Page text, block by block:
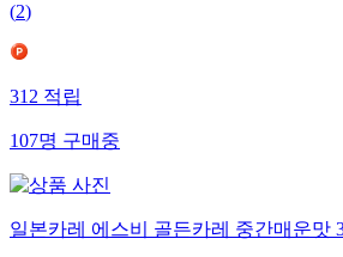
(2)
312 적립
107명 구매중
일본카레 에스비 골든카레 중간매운맛